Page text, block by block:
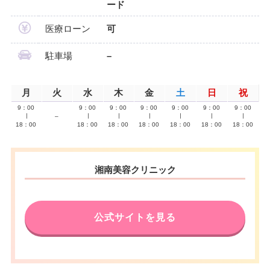
ード
医療ローン 可
駐車場 –
月 火 水 木 金 土 日 祝
9：00
18：00
–
9：00
18：00
9：00
18：00
9：00
18：00
9：00
18：00
9：00
18：00
9：00
18：00
湘南美容クリニック
公式サイトを見る